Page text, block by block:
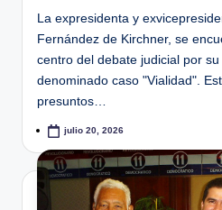
La expresidenta y
Fernández de Kirchner, se
centro del debate judicial por su
denominado caso "Vialidad".
presuntos…
julio 20, 2026